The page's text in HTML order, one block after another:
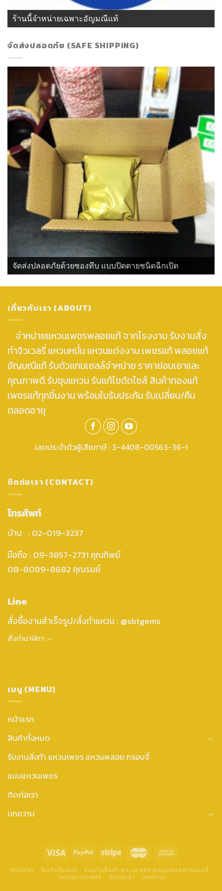
ร้านนี้จำหน่ายเฉพาะอัญมณีแท้
จัดส่งปลอดภัย (SAFE SHIPPING)
จัดส่งปลอดภัยด้วยซองทึบ แบบปิดตายชนิดฉีกเปิด
เกี่ยวกับเรา (ABOUT)
จำหน่ายแหวนเพชรพลอยแท้ จากโรงงาน รับงานสั่ง
ทำจิวเวลรี่ แหวนหมั้น แหวนแต่งงาน เพชรแท้ พลอยแท้
อัญมณีแท้ รับตัวแทนเซลล์จำหน่าย ราคาย่อมเยาและ
คุณภาพดี รับชุบแหวน รับแก้ไขตัดไซส์ สินค้าทองแท้
เพชรแท้ทุกชิ้นงาน พร้อมใบรับประกัน รับเปลี่ยน/คืน
ตลอดอายุ
เลขประจำตัวผู้เสียภาษี : 3-4408-00563-36-1
ติดต่อเรา (CONTACT)
โทรศัพท์
บ้าน : 02-019-3237
มือถือ : 09-3857-2731 คุณทิพย์
08-8089-8682 คุณรมย์
Line
สั่งซื้องานสำเร็จรูป/สั่งทำแหวน : @sbtgems
สั่งทำนาฬิกา : -
เมนู (MENU)
หน้าแรก
สินค้าทั้งหมด
รับงานสั่งทำ แหวนเพชร แหวนพลอย กรอบจี้
แบบแหวนเพชร
ติดต่อเรา
บทความ
หน้าแรก สินค้าทั้งหมด รับงานสั่งทำ แหวนเพชร แหวนพลอย กรอบจี้
แบบแหวนเพชร ติดต่อเรา บทความ